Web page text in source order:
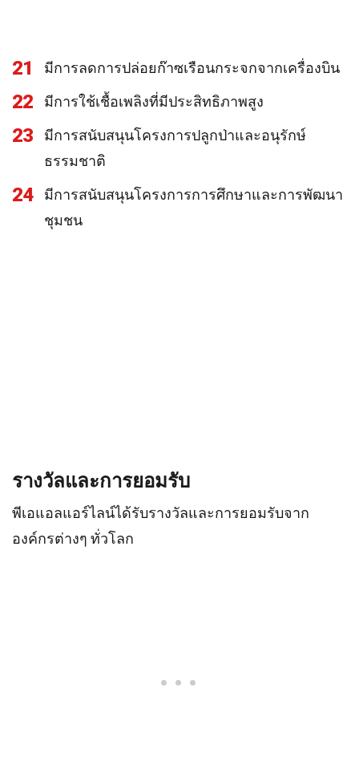
21 มีการลดการปล่อยก๊าซเรือนกระจกจากเครื่องบิน
22 มีการใช้เชื้อเพลิงที่มีประสิทธิภาพสูง
23
มีการสนับสนุนโครงการปลูกป่าและอนุรักษ์
ธรรมชาติ
24
มีการสนับสนุนโครงการการศึกษาและการพัฒนา
ชุมชน
รางวัลและการยอมรับ
พีเอแอลแอร์ไลน์ได้รับรางวัลและการยอมรับจาก
องค์กรต่างๆ ทั่วโลก